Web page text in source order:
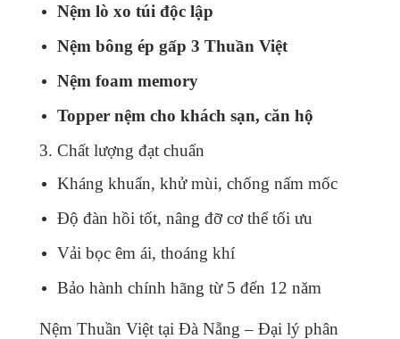
Nệm lò xo túi độc lập
Nệm bông ép gấp 3 Thuần Việt
Nệm foam memory
Topper nệm cho khách sạn, căn hộ
3. Chất lượng đạt chuẩn
Kháng khuẩn, khử mùi, chống nấm mốc
Độ đàn hồi tốt, nâng đỡ cơ thể tối ưu
Vải bọc êm ái, thoáng khí
Bảo hành chính hãng từ 5 đến 12 năm
Nệm Thuần Việt tại Đà Nẵng – Đại lý phân